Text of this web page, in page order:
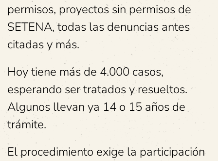
permisos, proyectos sin permisos de
SETENA, todas las denuncias antes
citadas y más.
Hoy tiene más de 4.000 casos,
esperando ser tratados y resueltos.
Algunos llevan ya 14 o 15 años de
trámite.
El procedimiento exige la participación